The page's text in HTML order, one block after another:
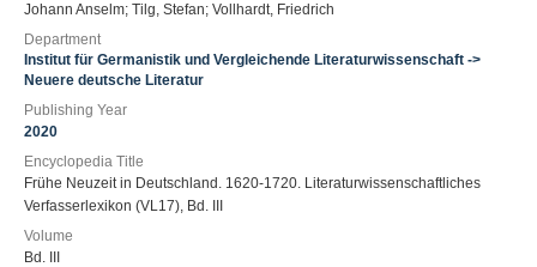
Johann Anselm; Tilg, Stefan; Vollhardt, Friedrich
Department
Institut für Germanistik und Vergleichende Literaturwissenschaft ->
Neuere deutsche Literatur
Publishing Year
2020
Encyclopedia Title
Frühe Neuzeit in Deutschland. 1620-1720. Literaturwissenschaftliches
Verfasserlexikon (VL17), Bd. III
Volume
Bd. III